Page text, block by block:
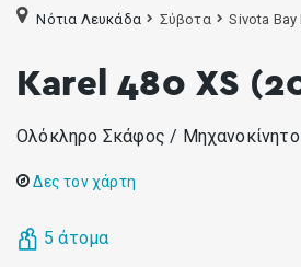
Νότια Λευκάδα Σύβοτα Sivota Bay
Karel 480 XS
Ολόκληρο Σκάφος /
Δες τον χάρτη
5 άτομα